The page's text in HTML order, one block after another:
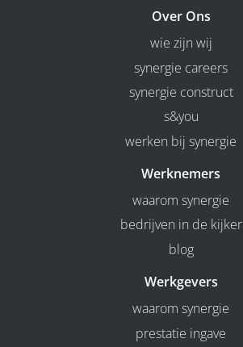
Over Ons
wie zijn wij
synergie careers
synergie construct
s&you
werken bij synergie
Werknemers
waarom synergie
bedrijven in de kijker
blog
Werkgevers
waarom synergie
prestatie ingave